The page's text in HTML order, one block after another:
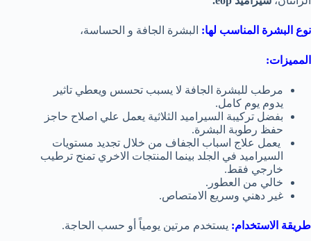
نوع البشرة المناسب لها: البشرة الجافة و الحساسة،
المميزات:
مرطب للبشرة الجافة لا يسبب تحسس ويعطي تاثير
يدوم يوم كامل.
بفضل تركيبة السيراميد الثلاثية يعمل علي اصلاح حاجز
حفظ رطوبة البشرة.
يعمل علاج اسباب الجفاف من خلال تجديد مستويات
السيراميد في الجلد بينما المنتجات الاخري تمنح ترطيب
خارجي فقط.
خالي من العطور.
غير دهني وسريع الامتصاص.
طريقة الاستخدام: يستخدم مرتين يومياً أو حسب الحاجة.